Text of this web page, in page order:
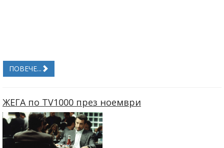
ПОВЕЧЕ...
ЖЕГА по TV1000 през ноември